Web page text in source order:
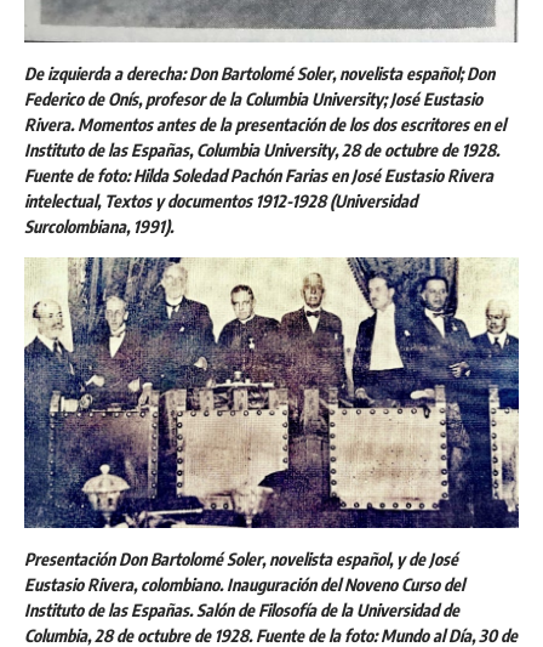
De izquierda a derecha: Don Bartolomé Soler, novelista español; Don
Federico de Onís, profesor de la Columbia University; José Eustasio
Rivera. Momentos antes de la presentación de los dos escritores en el
Instituto de las Españas, Columbia University, 28 de octubre de 1928.
Fuente de foto: Hilda Soledad Pachón Farias en José Eustasio Rivera
intelectual, Textos y documentos 1912-1928 (Universidad
Surcolombiana, 1991).
Presentación Don Bartolomé Soler, novelista español, y de José
Eustasio Rivera, colombiano. Inauguración del Noveno Curso del
Instituto de las Españas. Salón de Filosofía de la Universidad de
Columbia, 28 de octubre de 1928. Fuente de la foto: Mundo al Día, 30 de